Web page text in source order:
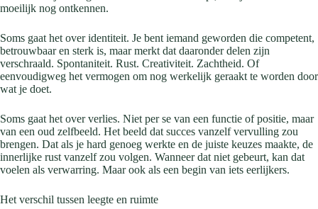
moeilijk nog ontkennen.
Soms gaat het over identiteit. Je bent iemand geworden die competent,
betrouwbaar en sterk is, maar merkt dat daaronder delen zijn
verschraald. Spontaniteit. Rust. Creativiteit. Zachtheid. Of
eenvoudigweg het vermogen om nog werkelijk geraakt te worden door
wat je doet.
Soms gaat het over verlies. Niet per se van een functie of positie, maar
van een oud zelfbeeld. Het beeld dat succes vanzelf vervulling zou
brengen. Dat als je hard genoeg werkte en de juiste keuzes maakte, de
innerlijke rust vanzelf zou volgen. Wanneer dat niet gebeurt, kan dat
voelen als verwarring. Maar ook als een begin van iets eerlijkers.
Het verschil tussen leegte en ruimte